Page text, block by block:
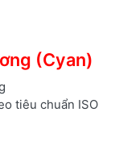
(Cyan)
tiêu chuẩn ISO